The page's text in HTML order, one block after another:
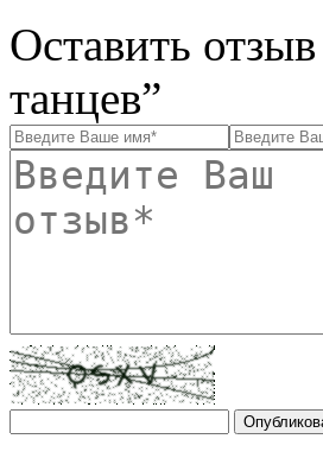
Оставить
танцев”